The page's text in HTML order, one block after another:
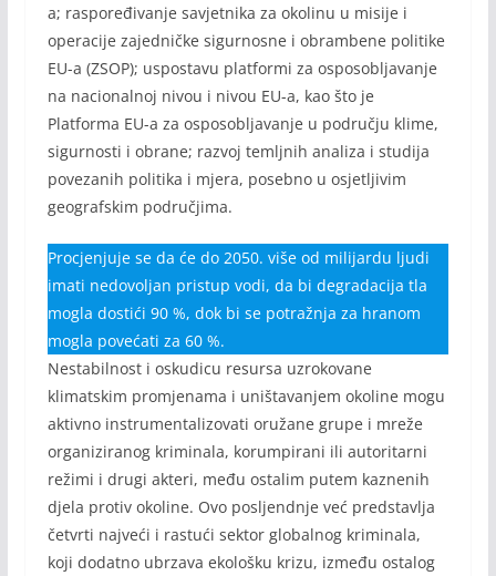
a; raspoređivanje savjetnika za okolinu u misije i
operacije zajedničke sigurnosne i obrambene politike
EU-a (ZSOP); uspostavu platformi za osposobljavanje
na nacionalnoj nivou i nivou EU-a, kao što je
Platforma EU-a za osposobljavanje u području klime,
sigurnosti i obrane; razvoj temljnih analiza i studija
povezanih politika i mjera, posebno u osjetljivim
geografskim područjima.
Procjenjuje se da će do 2050. više od milijardu ljudi
imati nedovoljan pristup vodi, da bi degradacija tla
mogla dostići 90 %, dok bi se potražnja za hranom
mogla povećati za 60 %.
Nestabilnost i oskudicu resursa uzrokovane
klimatskim promjenama i uništavanjem okoline mogu
aktivno instrumentalizovati oružane grupe i mreže
organiziranog kriminala, korumpirani ili autoritarni
režimi i drugi akteri, među ostalim putem kaznenih
djela protiv okoline. Ovo posljendnje već predstavlja
četvrti najveći i rastući sektor globalnog kriminala,
koji dodatno ubrzava ekološku krizu, između ostalog